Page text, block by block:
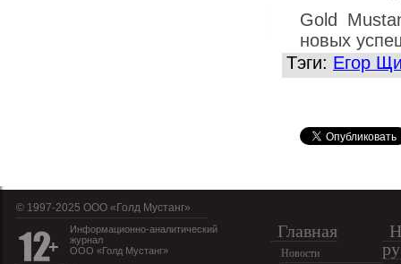
Gold
новых
Тэги: Егор
© 1997-2025 OOO «Голд Мустанг»
Информационно-аналитический
журнал
ООО «Голд Мустанг»
Главная
Новости